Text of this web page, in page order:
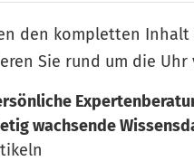
den kompletten Inhalt
Sie rund um die
wachsende